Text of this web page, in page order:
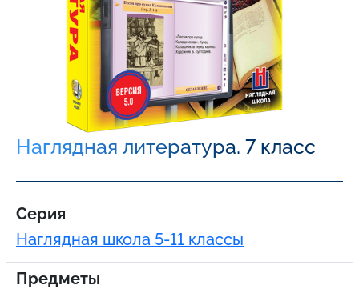
Наглядная литература. 7 класс
Серия
Наглядная школа 5-11 классы
Предметы